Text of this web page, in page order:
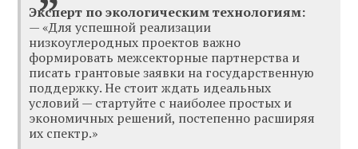
Эксперт по экологическим технологиям:
— «Для успешной реализации
низкоуглеродных проектов важно
формировать межсекторные партнерства и
писать грантовые заявки на государственную
поддержку. Не стоит ждать идеальных
условий — стартуйте с наиболее простых и
экономичных решений, постепенно расширяя
их спектр.»